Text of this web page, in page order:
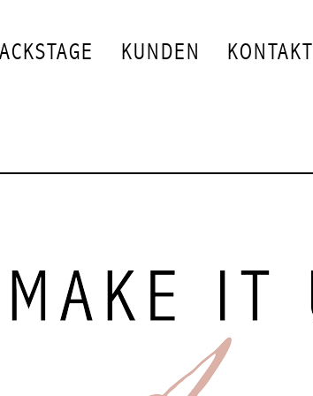
KUNDEN KONTAKT